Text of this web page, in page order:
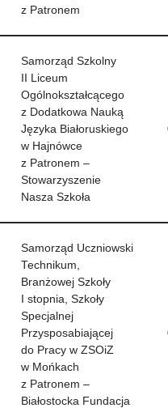
z Patronem
Samorząd Szkolny
II Liceum
Ogólnokształcącego
z Dodatkowa Nauką
Języka Białoruskiego
w Hajnówce
z Patronem –
Stowarzyszenie
Nasza Szkoła
Samorząd Uczniowski
Technikum,
Branżowej Szkoły
I stopnia, Szkoły
Specjalnej
Przysposabiającej
do Pracy w ZSOiZ
w Mońkach
z Patronem –
Białostocka Fundacja